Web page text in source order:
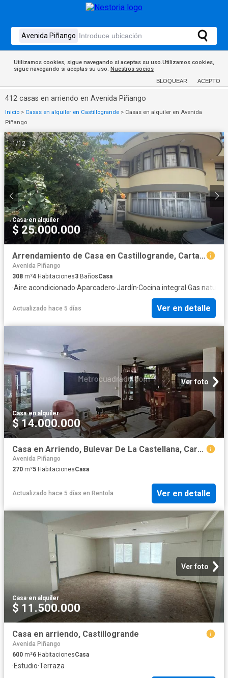
Utilizamos cookies, sigue navegando si aceptas su uso.Utilizamos cookies,
sigue navegando si aceptas su uso. Nuestros socios
BLOQUEAR ACEPTO
412 casas en arriendo en Avenida Piñango
Inicio > Casas en alquiler en Castillogrande > Casas en alquiler en Avenida
Piñango
1/12
Casa·en alquiler
$ 25.000.000
Arrendamiento de Casa en Castillogrande, Cartagena
Avenida Piñango
308 m²4 Habitaciones3 BañosCasa
·Aire acondicionado·Aparcadero·Jardín·Cocina integral ·Gas natural
Actualizado hace 5 días Ver en detalle
Ver foto
Casa·en alquiler
$ 14.000.000
Casa en Arriendo, Bulevar De La Castellana, Cartagena de Indias
Avenida Piñango
270 m²5 HabitacionesCasa
Actualizado hace 5 días en Rentola Ver en detalle
Ver foto
Casa·en alquiler
$ 11.500.000
Casa en arriendo, Castillogrande
Avenida Piñango
600 m²6 HabitacionesCasa
·Estudio·Terraza